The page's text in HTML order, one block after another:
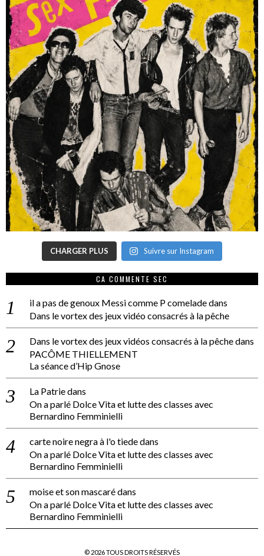
CHARGER PLUS Suivre sur Instagram
CA COMMENTE SEC
il a pas de genoux Messi comme P comeladedans
Dans le vortex des jeux vidéo consacrés à la pêche
Dans le vortex des jeux vidéos consacrés à la pêchedans
PACÔME THIELLEMENT
La séance d’Hip Gnose
La Patriedans
On a parlé Dolce Vita et lutte des classes avec
Bernardino Femminielli
carte noire negra à l'o tiededans
On a parlé Dolce Vita et lutte des classes avec
Bernardino Femminielli
moise et son mascarédans
On a parlé Dolce Vita et lutte des classes avec
Bernardino Femminielli
© 2026TOUS DROITS RÉSERVÉS